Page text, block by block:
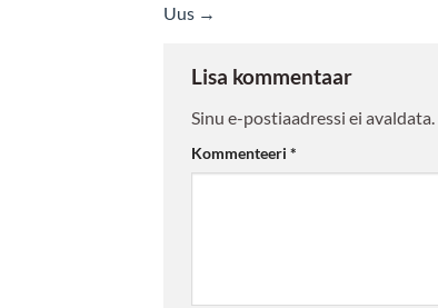
Uus →
Lisa kommentaar
Sinu e-postiaadressi ei avaldata.
Kommenteeri *